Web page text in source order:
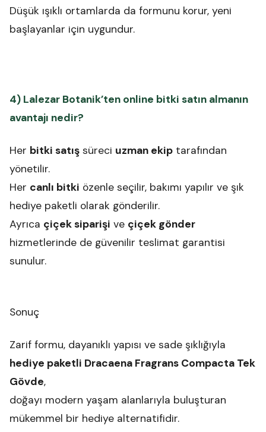
Düşük ışıklı ortamlarda da formunu korur, yeni
başlayanlar için uygundur.
4) Lalezar Botanik’ten online bitki satın almanın
avantajı nedir?
Her bitki satış süreci uzman ekip tarafından
yönetilir.
Her canlı bitki özenle seçilir, bakımı yapılır ve şık
hediye paketli olarak gönderilir.
Ayrıca çiçek siparişi ve çiçek gönder
hizmetlerinde de güvenilir teslimat garantisi
sunulur.
Sonuç
Zarif formu, dayanıklı yapısı ve sade şıklığıyla
hediye paketli Dracaena Fragrans Compacta Tek
Gövde,
doğayı modern yaşam alanlarıyla buluşturan
mükemmel bir hediye alternatifidir.